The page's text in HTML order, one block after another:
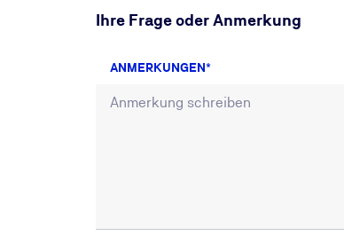
Ihre Frage oder Anmerkung
ANMERKUNGEN